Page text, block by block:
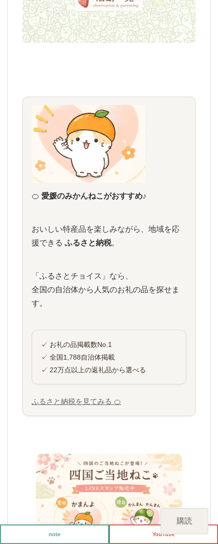
🍊 愛媛のみかんねこがおすすめ♪
おいしい特産品を楽しみながら、地域を応
援できる ふるさと納税。
「ふるさとチョイス」なら、
全国の自治体から人気のお礼の品を探せま
す。
✓ お礼の品掲載数No.1
✓ 全国1,788自治体掲載
✓ 22万点以上の返礼品から選べる
ふるさと納税を見てみる 🍊
購読
note YouTube